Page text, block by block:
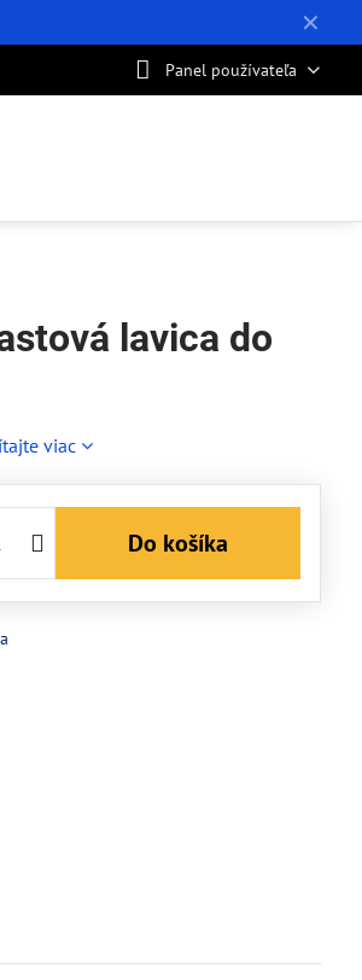
✕
Panel používateľa
lavica do
viac
Do košíka